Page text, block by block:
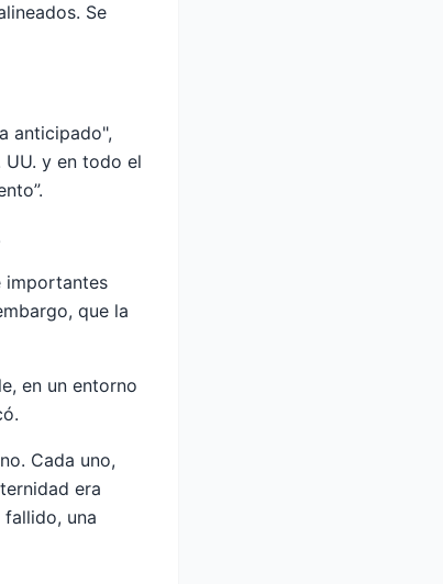
Se
anticipado",
y en todo el
importantes
que la
en un entorno
Cada uno,
era
una